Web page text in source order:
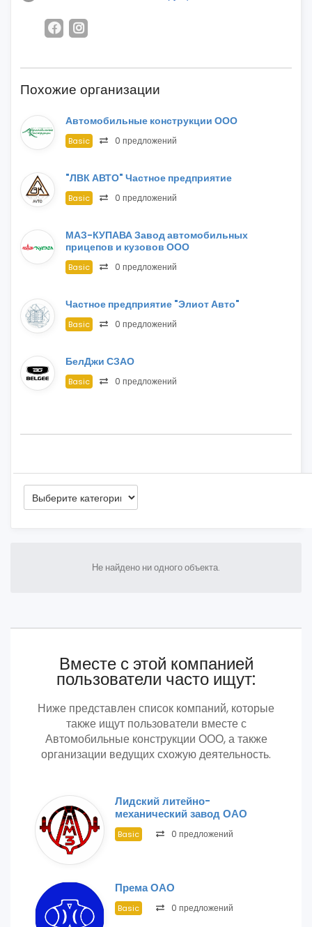
Похожие организации
Автомобильные конструкции ООО
Basic 0 предложений
"ЛВК АВТО" Частное предприятие
Basic 0 предложений
МАЗ-КУПАВА Завод автомобильных
прицепов и кузовов ООО
Basic 0 предложений
Частное предприятие "Элиот Авто"
Basic 0 предложений
БелДжи СЗАО
Basic 0 предложений
Не найдено ни одного объекта.
Вместе с этой компанией
пользователи часто ищут:
Ниже представлен список компаний, которые
также ищут пользователи вместе с
Автомобильные конструкции ООО, а также
организации ведущих схожую деятельность.
Лидский литейно-
механический завод ОАО
Basic 0 предложений
Према ОАО
Basic 0 предложений